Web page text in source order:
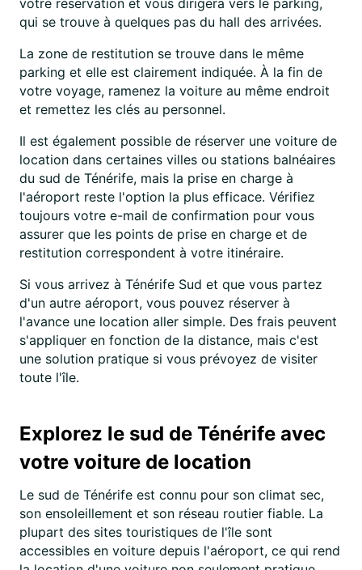
votre réservation et vous dirigera vers le parking,
qui se trouve à quelques pas du hall des arrivées.
La zone de restitution se trouve dans le même
parking et elle est clairement indiquée. À la fin de
votre voyage, ramenez la voiture au même endroit
et remettez les clés au personnel.
Il est également possible de réserver une voiture de
location dans certaines villes ou stations balnéaires
du sud de Ténérife, mais la prise en charge à
l'aéroport reste l'option la plus efficace. Vérifiez
toujours votre e-mail de confirmation pour vous
assurer que les points de prise en charge et de
restitution correspondent à votre itinéraire.
Si vous arrivez à Ténérife Sud et que vous partez
d'un autre aéroport, vous pouvez réserver à
l'avance une location aller simple. Des frais peuvent
s'appliquer en fonction de la distance, mais c'est
une solution pratique si vous prévoyez de visiter
toute l'île.
Explorez le sud de Ténérife avec
votre voiture de location
Le sud de Ténérife est connu pour son climat sec,
son ensoleillement et son réseau routier fiable. La
plupart des sites touristiques de l'île sont
accessibles en voiture depuis l'aéroport, ce qui rend